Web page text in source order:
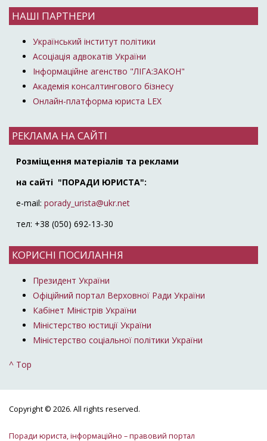
НАШІ ПАРТНЕРИ
Український інститут політики
Асоціація адвокатів України
Інформаційне агенство "ЛІГА:ЗАКОН"
Академія консалтингового бізнесу
Онлайн-платформа юриста LEX
РЕКЛАМА НА САЙТІ
Розміщення матеріалів та реклами
на сайті "ПОРАДИ ЮРИСТА":
e-mail: porady_urista@ukr.net
тел: +38 (050) 692-13-30
КОРИСНІ ПОСИЛАННЯ
Президент України
Офіційний портал Верховної Ради України
Кабінет Міністрів України
Міністерство юстиції України
Міністерство соціальної політики України
^ Top
Copyright © 2026. All rights reserved.
Поради юриста, інформаційно – правовий портал